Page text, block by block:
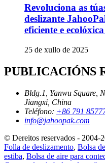
Revoluciona as
deslizante
eficiente e
25 de xullo de 2025
PUBLICACIÓNS
Bldg.1, Yanwu Square,
Jiangxi, China
Teléfono: +86 791
info@jahoopak.com
© Dereitos reservados - 2004-
Folla de deslizamento, Bolsa
estiba, Bolsa de aire para